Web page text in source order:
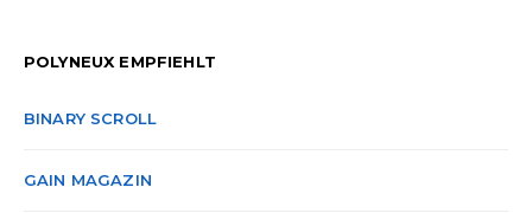
POLYNEUX EMPFIEHLT
BINARY SCROLL
GAIN MAGAZIN